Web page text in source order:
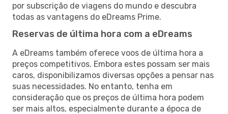
por subscrição de viagens do mundo e descubra
todas as vantagens do eDreams Prime.
Reservas de última hora com a eDreams
A eDreams também oferece voos de última hora a
preços competitivos. Embora estes possam ser mais
caros, disponibilizamos diversas opções a pensar nas
suas necessidades. No entanto, tenha em
consideração que os preços de última hora podem
ser mais altos, especialmente durante a época de